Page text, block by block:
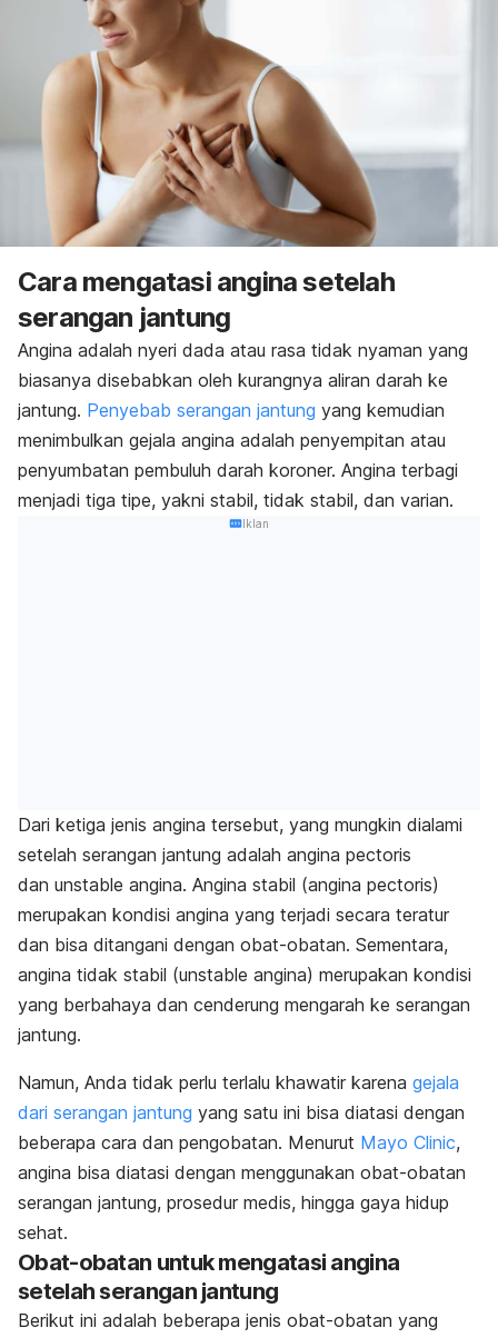
Cara mengatasi angina setelah
serangan jantung
Angina adalah nyeri dada atau rasa tidak nyaman yang
biasanya disebabkan oleh kurangnya aliran darah ke
jantung. Penyebab serangan jantung yang kemudian
menimbulkan gejala angina adalah penyempitan atau
penyumbatan pembuluh darah koroner. Angina terbagi
menjadi tiga tipe, yakni stabil, tidak stabil, dan varian.
Iklan
Dari ketiga jenis angina tersebut, yang mungkin dialami
setelah serangan jantung adalah angina pectoris
dan unstable angina. Angina stabil (angina pectoris)
merupakan kondisi angina yang terjadi secara teratur
dan bisa ditangani dengan obat-obatan. Sementara,
angina tidak stabil (unstable angina) merupakan kondisi
yang berbahaya dan cenderung mengarah ke serangan
jantung.
Namun, Anda tidak perlu terlalu khawatir karena gejala
dari serangan jantung yang satu ini bisa diatasi dengan
beberapa cara dan pengobatan. Menurut Mayo Clinic,
angina bisa diatasi dengan menggunakan obat-obatan
serangan jantung, prosedur medis, hingga gaya hidup
sehat.
Obat-obatan untuk mengatasi angina
setelah serangan jantung
Berikut ini adalah beberapa jenis obat-obatan yang